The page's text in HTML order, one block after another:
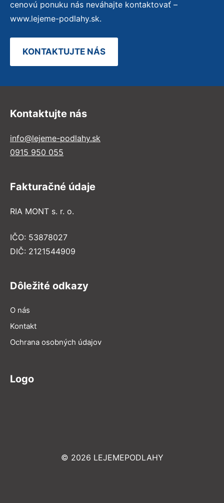
cenovú ponuku nás neváhajte kontaktovať –
www.lejeme-podlahy.sk.
KONTAKTUJTE NÁS
Kontaktujte nás
info@lejeme-podlahy.sk
0915 950 055
Fakturačné údaje
RIA MONT s. r. o.
IČO: 53878027
DIČ: 2121544909
Dôležité odkazy
O nás
Kontakt
Ochrana osobných údajov
Logo
© 2026 LEJEMEPODLAHY